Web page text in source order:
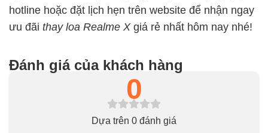
hotline hoặc đặt lịch hẹn trên website để nhận ngay
ưu đãi thay loa Realme Xgiá rẻ nhất hôm nay nhé!
Đánh giá của khách hàng
0
Dựa trên 0 đánh giá